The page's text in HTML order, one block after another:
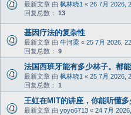
最新文章 由 枫林晓1 « 26 7月 2026,
回复总数： 13
基因疗法的复杂性
最新文章 由 牛河梁 « 25 7月 2026,
回复总数： 9
法国西班牙能有多少林子。都
最新文章 由 枫林晓1 « 25 7月 2026,
回复总数： 1
王虹在MIT的讲座，你能听懂多
最新文章 由 yoyo6713 « 24 7月